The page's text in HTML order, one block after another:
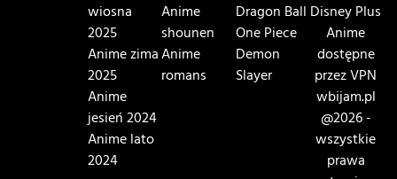
wiosna
2025
Anime zima
2025
Anime
jesień 2024
Anime lato
2024
Anime
shounen
Anime
romans
Dragon Ball
One Piece
Demon
Slayer
Disney Plus
Anime
dostępne
przez VPN
wbijam.pl
@2026 -
wszystkie
prawa